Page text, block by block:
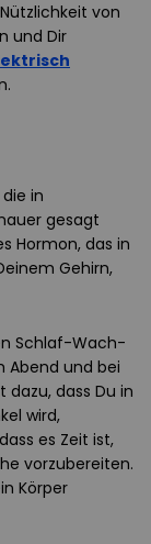
von
und Dir
in
gesagt
Hormon, das in
Gehirn,
Schlaf-Wach-
Abend und bei
dass Du in
wird,
es Zeit ist,
vorzubereiten.
Körper